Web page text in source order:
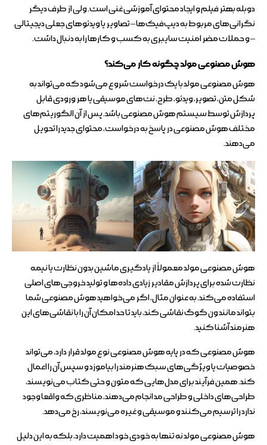
دوبله بهتر فیلم و ایجاد محتوای آموزشی غنی است. ولی از طرف دیگر
نگرانی‌های مربوط به دیپ‌فیک‌ها – تصاویر یا ویدئوهای جعلی دیجیتالی
– و حملات مضر امنیت سایبری به کسب و کارها را به دنبال داشت.
هوش مصنوعی مولد چگونه کار می‌کند؟
هوش مصنوعی مولد با یک درخواست شروع می‌شود که می‌تواند به
شکل متن، تصویر، ویدئو، طرح، نت‌های موسیقی یا هر ورودی قابل
پردازش توسط سیستم هوش مصنوعی باشد. پس از آن الگوریتم‌های
مختلف هوش مصنوعی در پاسخ به درخواست، محتوای جدید را تحویل
می‌دهند.
هوش مصنوعی مولد معمولاً از یادگیری ماشین بدون نظارت یا نیمه
نظارت شده برای پردازش مقادیر زیادی داده‌ها و تولید خروجی‌های اصلی
استفاده می‌کند. به عنوان مثال، اگر می‌خواهید هوش مصنوعی شما
بتواند مانند ون گوگ نقاشی کند، باید تا حد امکان آن را با نقاشی‌های این
هنرمند آشنا کنید.
هوش مصنوعی که در پایه هوش مصنوعی نوع مولد قرار دارد، می‌تواند
خصوصیات یا ویژگی‌های سبک هنرمند را بیاموزد و سپس آن را اعمال
کند. همین فرآیند برای مدل‌هایی که متون و حتی کتاب می‌نویسند،
طراحی‌های داخلی و طراحی مد انجام می‌دهند، مناظری که واقعا وجود
ندارد را ترسیم می‌کنند و موسیقی و غیره می‌نویسند، رخ می‌دهد.
هوش مصنوعی مولد نه تنها به خودی خود اهمیت دارد، بلکه به این دلیل